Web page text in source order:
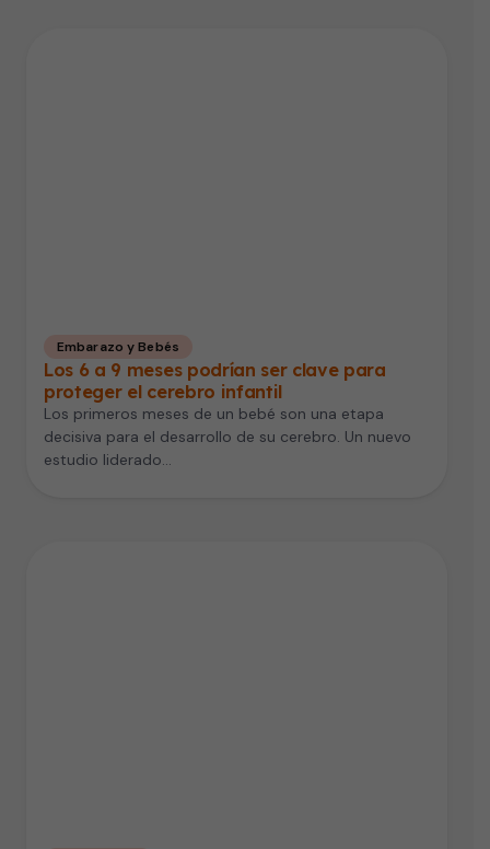
Embarazo y Bebés
Los 6 a 9 meses podrían ser clave para
proteger el cerebro infantil
Los primeros meses de un bebé son una etapa
decisiva para el desarrollo de su cerebro. Un nuevo
estudio liderado…